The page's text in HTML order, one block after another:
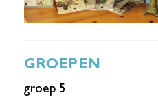
GROEPEN
groep 5